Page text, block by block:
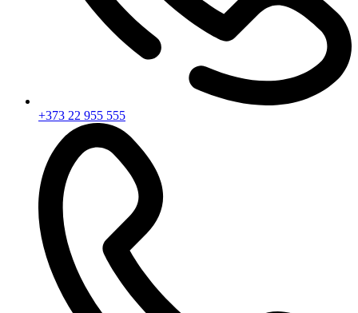
+373 22 955 555